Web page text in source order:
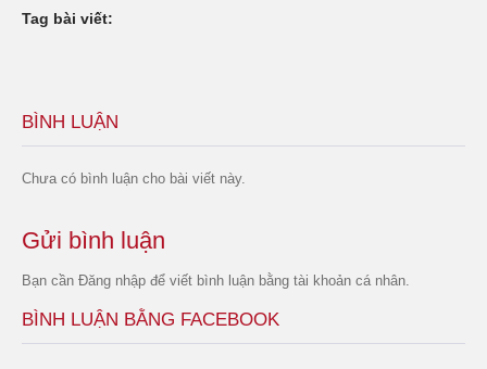
Tag bài viết:
BÌNH LUẬN
Chưa có bình luận cho bài viết này.
Gửi bình luận
Bạn cần Đăng nhập để viết bình luận bằng tài khoản cá nhân.
BÌNH LUẬN BẰNG FACEBOOK